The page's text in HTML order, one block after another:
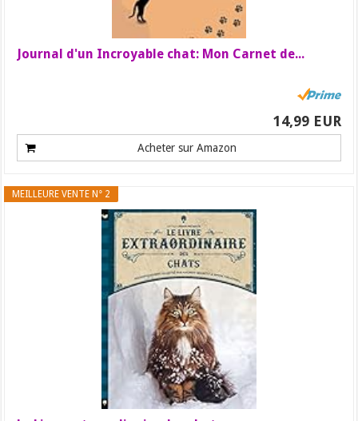
Journal d'un Incroyable chat: Mon Carnet de...
14,99 EUR
Acheter sur Amazon
MEILLEURE VENTE N° 2